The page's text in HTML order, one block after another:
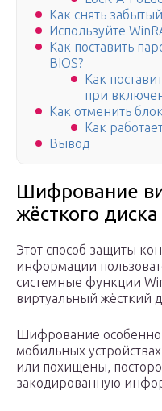
Как снять
Используйте
Как поставить
BIOS?
Как
при
Как отменить
Как
Вывод
Шифрование
жёсткого диска
Этот способ защиты
информации
системные функции
виртуальный жёсткий
Шифрование особенно
мобильных
или похищены,
закодированную